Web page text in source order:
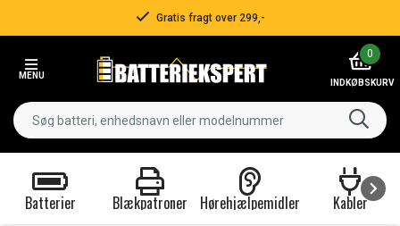
Gratis fragt over 299,-
MENU
0
INDKØBSKURV
Batterier Blækpatroner Hørehjælpemidler Kabler